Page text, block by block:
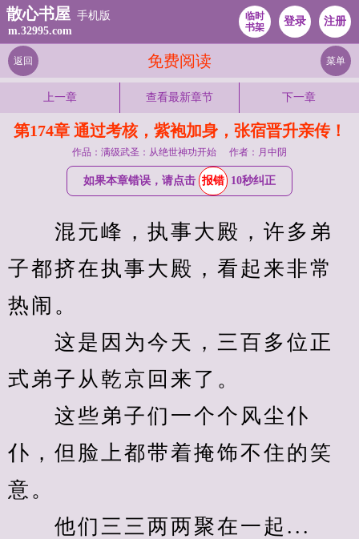
散心书屋 手机版
m.32995.com
临时
书架
登录 注册
免费阅读
返回 菜单
上一章 查看最新章节 下一章
第174章 通过考核，紫袍加身，张宿晋升亲传！
作品：满级武圣：从绝世神功开始 作者：月中阴
如果本章错误，请点击 报错 10秒纠正
混元峰，执事大殿，许多弟
子都挤在执事大殿，看起来非常
热闹。
这是因为今天，三百多位正
式弟子从乾京回来了。
这些弟子们一个个风尘仆
仆，但脸上都带着掩饰不住的笑
意。
他们三三两两聚在一起...